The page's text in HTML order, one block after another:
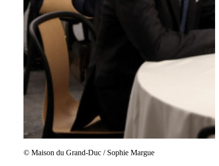
© Maison du Grand-Duc / Sophie Margue